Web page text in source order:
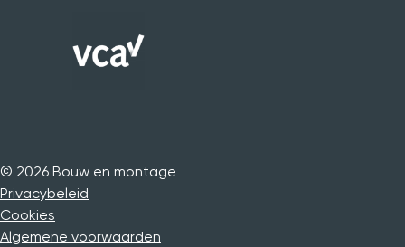
© 2026 Bouw en montage
Privacybeleid
Cookies
Algemene voorwaarden